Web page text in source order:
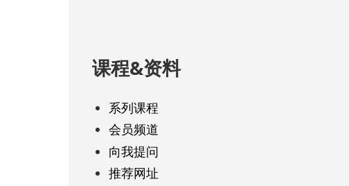
课程&资料
系列课程
会员频道
向我提问
推荐网址